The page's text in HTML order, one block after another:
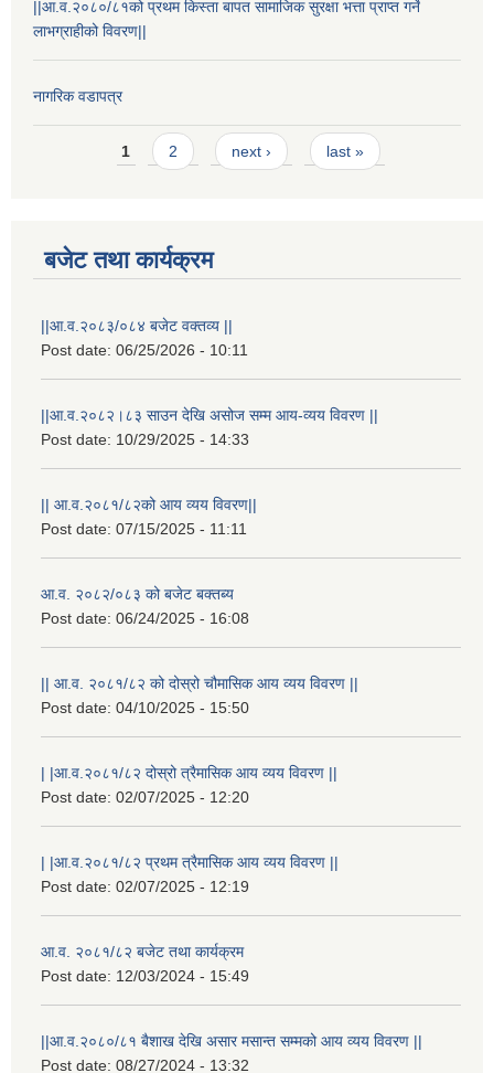
||आ.व.२०८०/८१को प्रथम किस्ता बापत सामाजिक सुरक्षा भत्ता प्राप्त गर्ने
लाभग्राहीको विवरण||
नागरिक वडापत्र
Pages1 2 next › last »
बजेट तथा कार्यक्रम
||आ.व.२०८३/०८४ बजेट वक्तव्य ||
Post date: 06/25/2026 - 10:11
||आ.व.२०८२।८३ साउन देखि असोज सम्म आय-व्यय विवरण ||
Post date: 10/29/2025 - 14:33
|| आ.व.२०८१/८२को आय व्यय विवरण||
Post date: 07/15/2025 - 11:11
आ.व. २०८२/०८३ को बजेट बक्तब्य
Post date: 06/24/2025 - 16:08
|| आ.व. २०८१/८२ को दोस्रो चौमासिक आय व्यय विवरण ||
Post date: 04/10/2025 - 15:50
| |आ.व.२०८१/८२ दोस्रो त्रैमासिक आय व्यय विवरण ||
Post date: 02/07/2025 - 12:20
| |आ.व.२०८१/८२ प्रथम त्रैमासिक आय व्यय विवरण ||
Post date: 02/07/2025 - 12:19
आ.व. २०८१/८२ बजेट तथा कार्यक्रम
Post date: 12/03/2024 - 15:49
||आ.व.२०८०/८१ बैशाख देखि असार मसान्त सम्मको आय व्यय विवरण ||
Post date: 08/27/2024 - 13:32